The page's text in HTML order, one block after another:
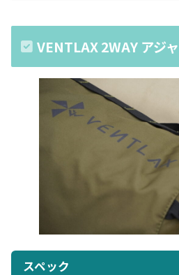
VENTLAX 2WAY アジ
スペック